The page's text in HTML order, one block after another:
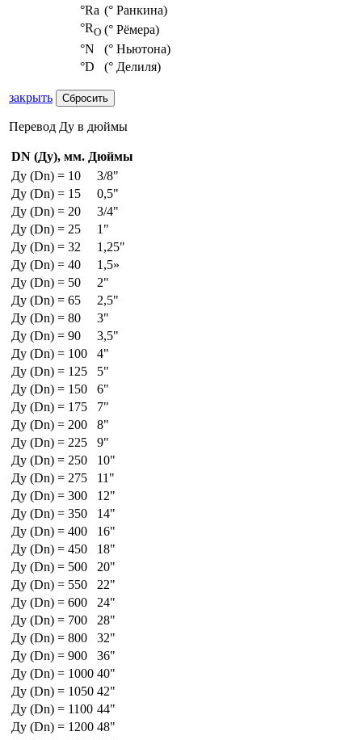
°Ra (° Ранкина)
°RO (° Рёмера)
°N
(° Ньютона)
°D
(° Делиля)
закрыть
Перевод Ду в дюймы
DN (Ду), мм. Дюймы
Ду (Dn) = 10
3/8"
Ду (Dn) = 15
0,5"
Ду (Dn) = 20
3/4"
Ду (Dn) = 25
1"
Ду (Dn) = 32
1,25"
Ду (Dn) = 40
1,5»
Ду (Dn) = 50
2"
Ду (Dn) = 65
2,5"
Ду (Dn) = 80
3"
Ду (Dn) = 90
3,5"
Ду (Dn) = 100
4"
Ду (Dn) = 125
5"
Ду (Dn) = 150
6"
Ду (Dn) = 175
7"
Ду (Dn) = 200
8"
Ду (Dn) = 225
9"
Ду (Dn) = 250
10"
Ду (Dn) = 275
11"
Ду (Dn) = 300
12"
Ду (Dn) = 350
14"
Ду (Dn) = 400
16"
Ду (Dn) = 450
18"
Ду (Dn) = 500
20"
Ду (Dn) = 550
22"
Ду (Dn) = 600
24"
Ду (Dn) = 700
28"
Ду (Dn) = 800
32"
Ду (Dn) = 900
36"
Ду (Dn) = 1000 40"
Ду (Dn) = 1050 42"
Ду (Dn) = 1100 44"
Ду (Dn) = 1200 48"